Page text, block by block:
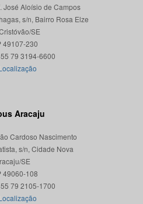
José Aloísio de Campos
s/n, Bairro Rosa Elze
SE
49107-230
Aracaju
Cardoso Nascimento
s/n, Cidade Nova
SE
49060-108